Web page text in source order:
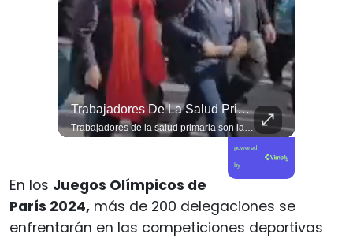
Trabajadores De La Salud Primaria Son La Primera Línea En Contra De Los Recortes Realizados Por El Gobierno De José Kast.
Trabajadores de la salud primaria son la primera línea en contra de los recortes realizados por el gobierno de José Kast.
powered
by
En los Juegos Olímpicos de
París 2024, más de 200 delegaciones se
enfrentarán en las competiciones deportivas